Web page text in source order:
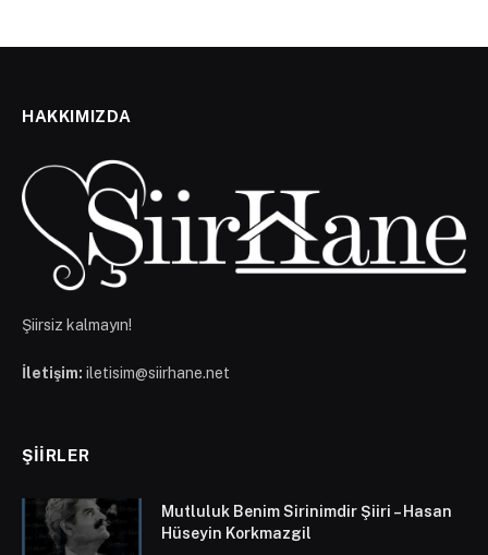
HAKKIMIZDA
Şiirsiz kalmayın!
İletişim: iletisim@siirhane.net
ŞIIRLER
Mutluluk Benim Sirinimdir Şiiri – Hasan
Hüseyin Korkmazgil